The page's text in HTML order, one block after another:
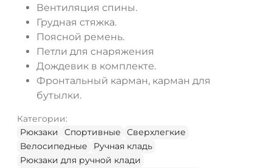
Вентиляция спины.
Грудная стяжка.
Поясной ремень.
Петли для снаряжения
Дождевик в комплекте.
Фронтальный карман, карман для
бутылки.
Категории:
Рюкзаки
Спортивные
Cверхлегкие
Велосипедные
Ручная кладь
Рюкзаки для ручной клади